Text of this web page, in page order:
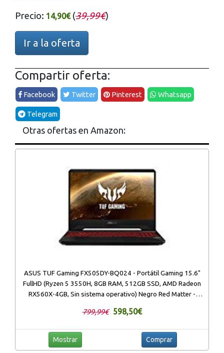
Precio: 14,90€(39,99€)
Ir a la oferta
Compartir oferta:
Facebook Twitter Pinterest Whatsapp
Telegram
Otras ofertas en Amazon:
ASUS TUF Gaming FX505DY-BQ024 - Portátil Gaming 15.6"
FullHD (Ryzen 5 3550H, 8GB RAM, 512GB SSD, AMD Radeon
RX560X-4GB, Sin sistema operativo) Negro Red Matter -
799,99€ 598,50€
Mostrar Comprar